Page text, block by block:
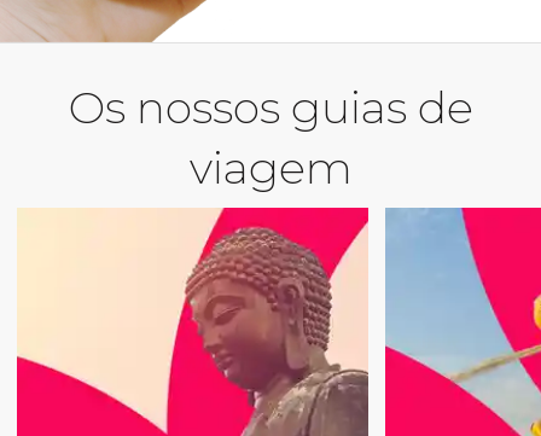
Os nossos guias de
viagem